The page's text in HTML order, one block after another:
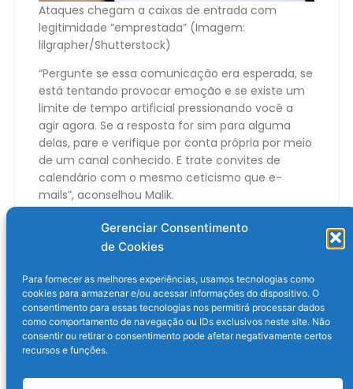
Gerenciar Consentimento
de Cookies
Para fornecer as melhores experiências, usamos tecnologias como
cookies para armazenar e/ou acessar informações do dispositivo. O
consentimento para essas tecnologias nos permitirá processar dados
como comportamento de navegação ou IDs exclusivos neste site. Não
consentir ou retirar o consentimento pode afetar negativamente certos
recursos e funções.
Ataques chegam a caixas de entrada com
legitimidade “emprestada” (Imagem:
lilgrapher/Shutterstock)
“Pergunte se essa comunicação era esperada, se
está tentando provocar emoção e se existe um
limite de tempo artificial pressionando você a
agir agora. Se a resposta for sim para alguma
delas, pare e verifique por conta própria por meio
de um canal conhecido. E trate convites de
calendário com o mesmo ceticismo que e-
mails”, aconselhou Malik.
Golpe da vez: o convite falso do iCloud
apareceu primeiro em